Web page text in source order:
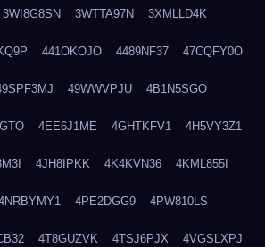
3WI8G8SN 3WTTA97N 3XMLLD4K
441OKOJO 4489NF37 47CQFY0O
49WWVPJU 4B1N5SGO
4EE6J1ME 4GHTKFV1 4H5VY3Z1
4JH8IPKK 4K4KVN36 4KML855I
4PE2DGG9 4PW810LS
4T8GUZVK 4TSJ6PJX 4VGSLXPJ